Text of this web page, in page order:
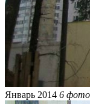
Январь 2014 6 фото